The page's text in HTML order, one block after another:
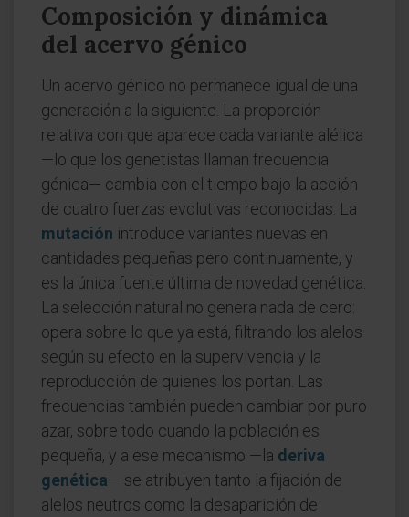
Composición y dinámica
del acervo génico
Un acervo génico no permanece igual de una
generación a la siguiente. La proporción
relativa con que aparece cada variante alélica
—lo que los genetistas llaman frecuencia
génica— cambia con el tiempo bajo la acción
de cuatro fuerzas evolutivas reconocidas. La
mutación introduce variantes nuevas en
cantidades pequeñas pero continuamente, y
es la única fuente última de novedad genética.
La selección natural no genera nada de cero:
opera sobre lo que ya está, filtrando los alelos
según su efecto en la supervivencia y la
reproducción de quienes los portan. Las
frecuencias también pueden cambiar por puro
azar, sobre todo cuando la población es
pequeña, y a ese mecanismo —la deriva
genética— se atribuyen tanto la fijación de
alelos neutros como la desaparición de